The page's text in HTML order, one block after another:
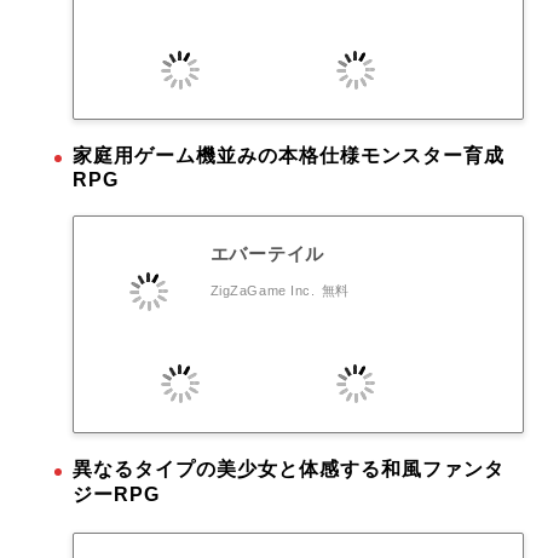
家庭用ゲーム機並みの本格仕様モンスター育成
RPG
エバーテイル
ZigZaGame Inc. 無料
異なるタイプの美少女と体感する和風ファンタ
ジーRPG